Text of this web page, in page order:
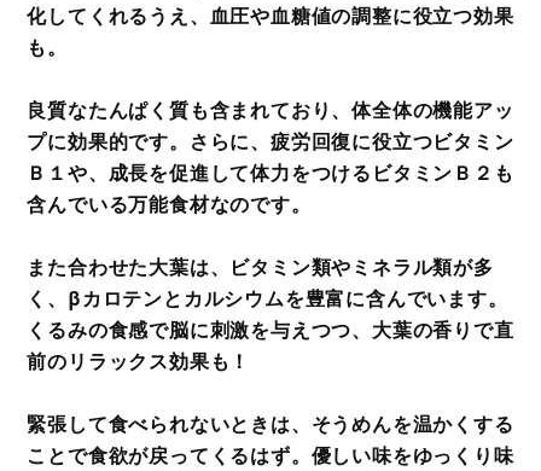
化してくれるうえ、血圧や血糖値の調整に役立つ効果
も。
良質なたんぱく質も含まれており、体全体の機能アッ
プに効果的です。さらに、疲労回復に役立つビタミン
Ｂ１や、成長を促進して体力をつけるビタミンＢ２も
含んでいる万能食材なのです。
また合わせた大葉は、ビタミン類やミネラル類が多
く、βカロテンとカルシウムを豊富に含んでいます。
くるみの食感で脳に刺激を与えつつ、大葉の香りで直
前のリラックス効果も！
緊張して食べられないときは、そうめんを温かくする
ことで食欲が戻ってくるはず。優しい味をゆっくり味